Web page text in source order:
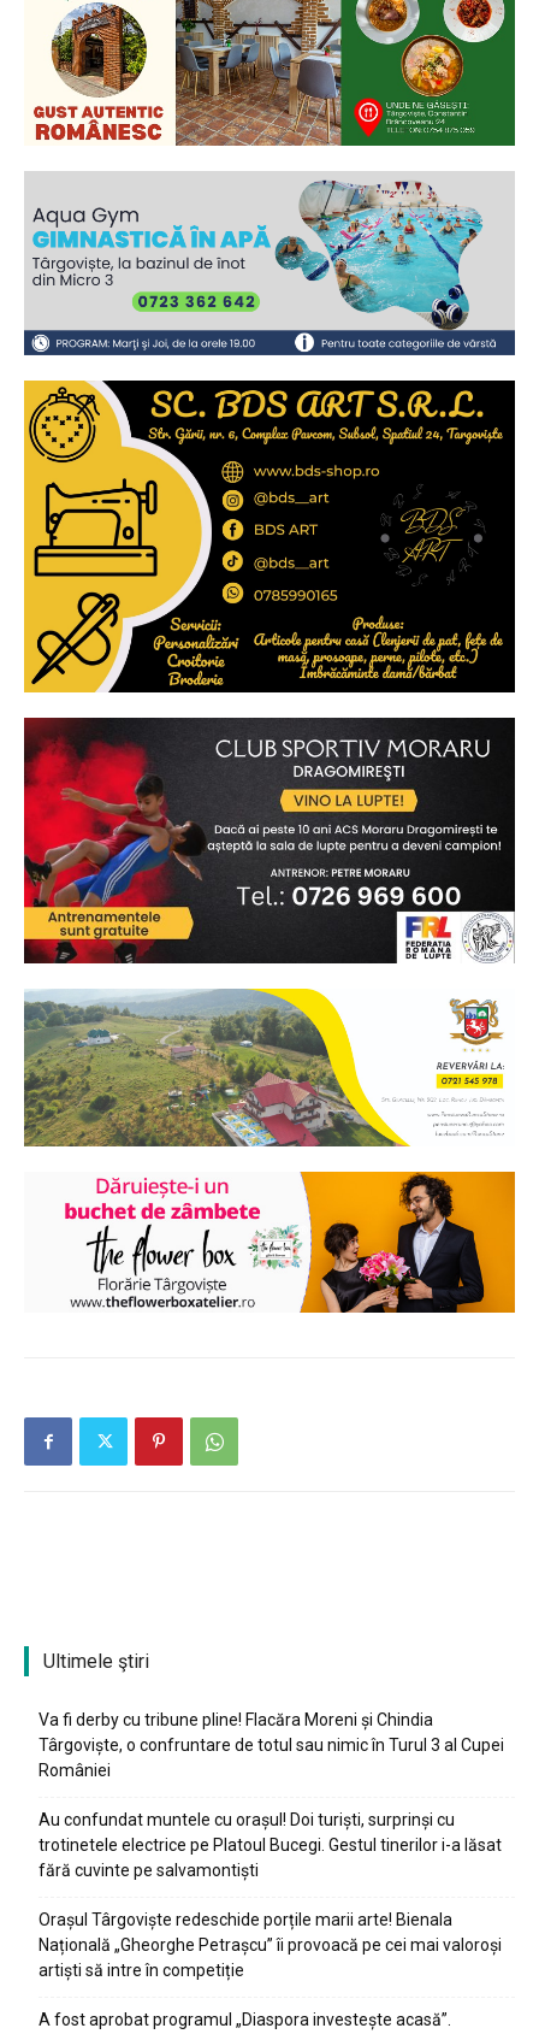
Ionuț Parghel
Ultimele ştiri
Va fi derby cu tribune pline! Flacăra Moreni și Chindia
Târgoviște, o confruntare de totul sau nimic în Turul 3 al Cupei
României
Au confundat muntele cu orașul! Doi turiști, surprinși cu
trotinetele electrice pe Platoul Bucegi. Gestul tinerilor i-a lăsat
fără cuvinte pe salvamontiști
Orașul Târgoviște redeschide porțile marii arte! Bienala
Națională „Gheorghe Petrașcu” îi provoacă pe cei mai valoroși
artiști să intre în competiție
A fost aprobat programul „Diaspora investește acasă”.